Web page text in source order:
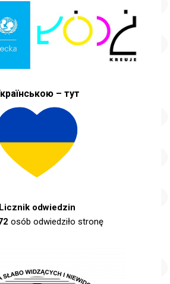
– тут
Licznik odwiedzin
osób odwiedziło stronę